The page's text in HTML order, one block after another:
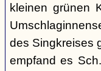
kleinen grünen
des Singkreises
empfand es